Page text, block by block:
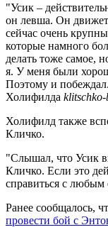
"Усик –
он левша. Он
сейчас очень
которые намного
делать тоже самое,
я. У меня были
Поэтому и
Холифилда
Холифилд также
Кличко.
"Слышал, что Усик
Кличко. Если это
справиться с любым
Ранее сообщалось,
провести бой с